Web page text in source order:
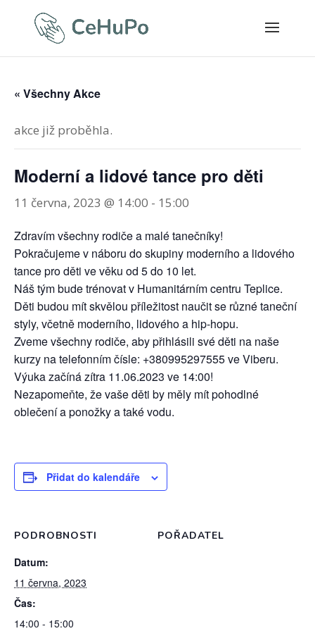
« Všechny Akce
akce již proběhla.
Moderní a lidové tance pro děti
11 června, 2023 @ 14:00 - 15:00
Zdravím všechny rodiče a malé tanečníky!
Pokračujeme v náboru do skupiny moderního a lidového
tance pro děti ve věku od 5 do 10 let.
Náš tým bude trénovat v Humanitárním centru Teplice.
Děti budou mít skvělou příležitost naučit se různé taneční
styly, včetně moderního, lidového a hip-hopu.
Zveme všechny rodiče, aby přihlásili své děti na naše
kurzy na telefonním čísle: +380995297555 ve Viberu.
Výuka začíná zítra 11.06.2023 ve 14:00!
Nezapomeňte, že vaše děti by měly mít pohodlné
oblečení a ponožky a také vodu.
Přidat do kalendáře
PODROBNOSTI
Datum:
11 června, 2023
Čas:
14:00 - 15:00
POŘADATEL